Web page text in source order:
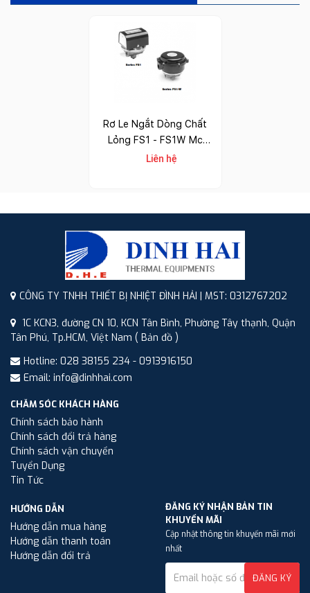
Rơ Le Ngắt Dòng Chất
Lỏng FS1 - FS1W Mc
Donnell
Liên hệ
CÔNG TY TNHH THIẾT BỊ NHIỆT ĐÌNH HẢI | MST: 0312767202
1C KCN3, đường CN 10, KCN Tân Bình, Phường Tây thạnh, Quận
Tân Phú, Tp.HCM, Việt Nam ( Bản đồ )
Hotline: 028 38155 234 - 0913916150
Email: info@dinhhai.com
CHĂM SÓC KHÁCH HÀNG
Chính sách bảo hành
Chính sách đổi trả hàng
Chính sách vận chuyển
Tuyển Dụng
Tin Tức
HƯỚNG DẪN
Hướng dẫn mua hàng
Hướng dẫn thanh toán
Hướng dẫn đổi trả
ĐĂNG KÝ NHẬN BẢN TIN
KHUYẾN MÃI
Cập nhật thông tin khuyến mãi mới
nhất
ĐĂNG KÝ